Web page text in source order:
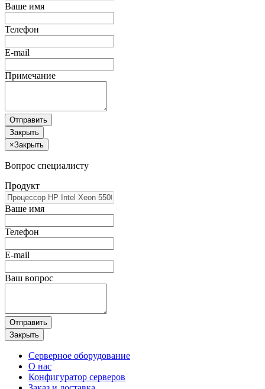
Ваше имя
Телефон
E-mail
Примечание
Отправить
Закрыть
×Закрыть
Вопрос специалисту
Продукт
Ваше имя
Телефон
E-mail
Ваш вопрос
Отправить
Закрыть
Серверное оборудование
О нас
Конфигуратор серверов